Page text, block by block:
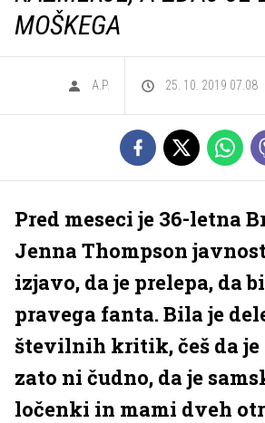
MOŠKEGA
A.P. 25. 10. 2019 07.08
Pred meseci je 36-letna
Jenna Thompson
izjavo, da je prelepa, da
pravega fanta. Bila je
številnih kritik, češ da je
zato ni čudno, da je
ločenki in mami dveh